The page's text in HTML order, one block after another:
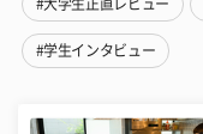
#大学生正直レビュー
#学生インタビュー